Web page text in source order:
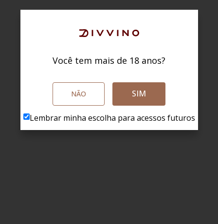
Você tem mais de 18 anos?
NÃO SIM
Lembrar minha escolha para acessos futuros